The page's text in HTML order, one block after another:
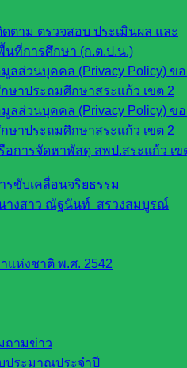
ตาม ตรวจสอบ ประเมินผล และ
นที่การศึกษา (ก.ต.ป.น.)
ลส่วนบุคคล (Privacy Policy) ข
ษาประถมศึกษาสระแก้ว เขต 2
ลส่วนบุคคล (Privacy Policy) ข
ษาประถมศึกษาสระแก้ว เขต 2
อการจัดหาพัสดุ สพป.สระแก้ว เข
รขับเคลื่อนจริยธรรม
างสาว ณัฐนันท์ สรวงสมบูรณ์
ห่งชาติ พ.ศ. 2542
ถามข่าว
ประมาณประจำปี